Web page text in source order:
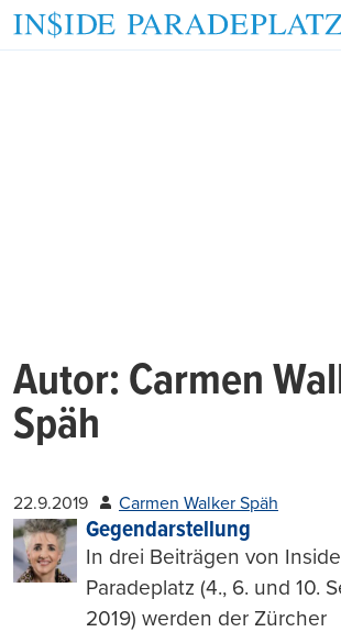
Autor: Carmen
Späh
22.9.2019 Carmen Walker Späh
Gegendarstellung
In drei Beiträgen von Inside
Paradeplatz (4., 6. und 10.
2019) werden der Zürcher